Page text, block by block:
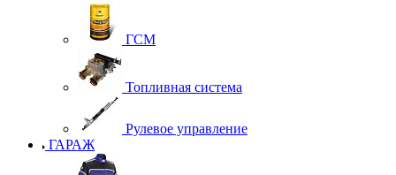
ГСМ
Топливная система
Рулевое управление
ГАРАЖ